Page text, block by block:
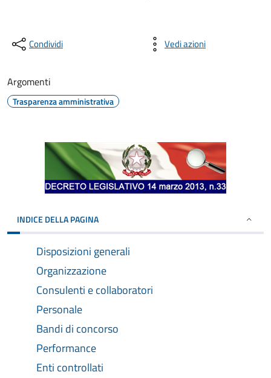
Condividi Vedi azioni
Argomenti
Trasparenza amministrativa
INDICE DELLA PAGINA
Disposizioni generali
Organizzazione
Consulenti e collaboratori
Personale
Bandi di concorso
Performance
Enti controllati